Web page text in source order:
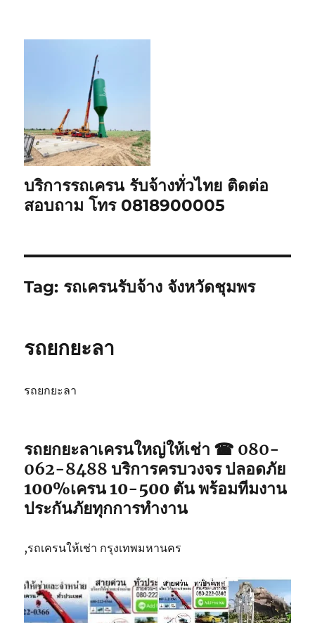
บริการรถเครน รับจ้างทั่วไทย ติดต่อ
สอบถาม โทร 0818900005
Tag: รถเครนรับจ้าง จังหวัดชุมพร
รถยกยะลา
รถยกยะลา
รถยกยะลาเครนใหญ่ให้เช่า ☎ 080-
062-8488 บริการครบวงจร ปลอดภัย
100%เครน 10-500 ตัน พร้อมทีมงาน
ประกันภัยทุกการทำงาน
,รถเครนให้เช่า กรุงเทพมหานคร